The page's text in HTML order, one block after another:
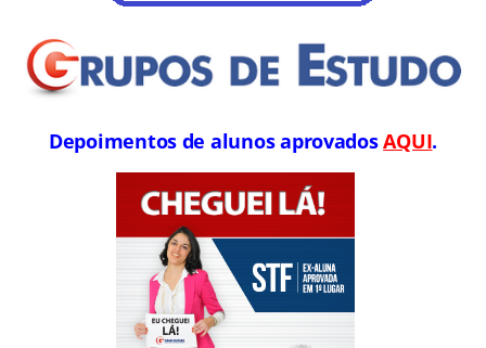
Depoimentos de alunos aprovadosAQUI.